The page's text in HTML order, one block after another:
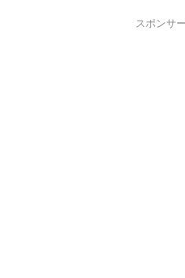
スポンサ